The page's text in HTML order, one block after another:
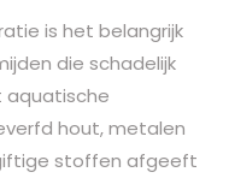
is het belangrijk
die schadelijk
aquatische
hout, metalen
stoffen afgeeft